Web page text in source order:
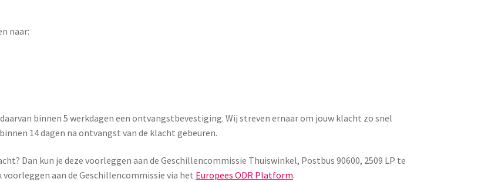
naar:
binnen 5 werkdagen een ontvangstbevestiging. Wij streven ernaar om jouw klacht zo snel
14 dagen na ontvangst van de klacht gebeuren.
Dan kun je deze voorleggen aan de Geschillencommissie Thuiswinkel, Postbus 90600, 2509 LP te
voorleggen aan de Geschillencommissie via het Europees ODR Platform.